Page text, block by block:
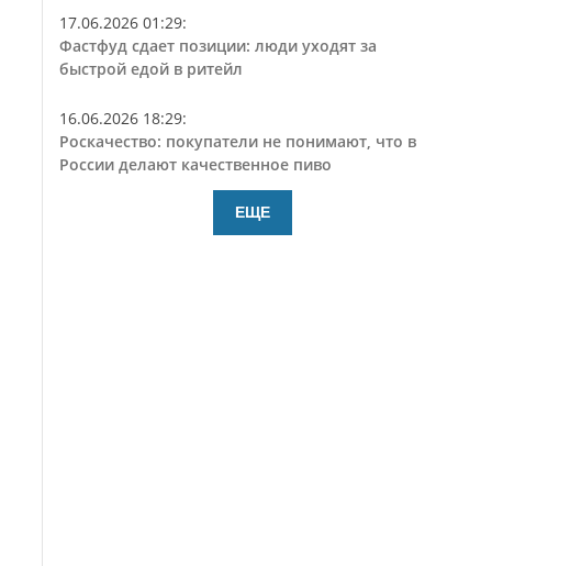
17.06.2026 01:29:
Фастфуд сдает позиции: люди уходят за
быстрой едой в ритейл
16.06.2026 18:29:
Роскачество: покупатели не понимают, что в
России делают качественное пиво
ЕЩЕ